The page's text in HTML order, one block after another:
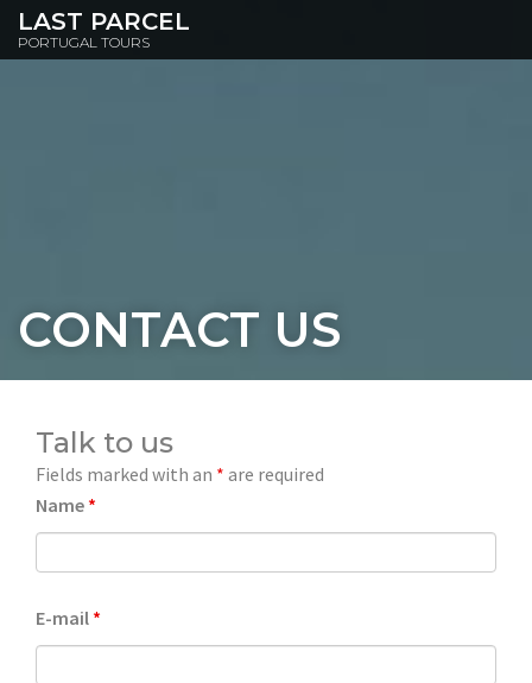
LAST PARCEL
PORTUGAL TOURS
CONTACT US
Talk to us
Fields marked with an * are required
Name *
E-mail *